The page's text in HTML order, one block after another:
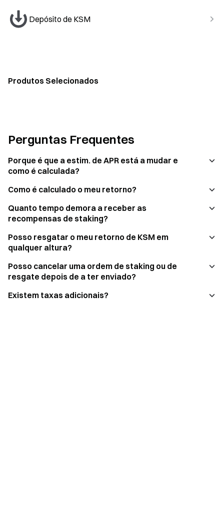
Depósito de KSM
Produtos Selecionados
Perguntas Frequentes
Porque é que a estim. de APR está a mudar e
como é calculada?
Como é calculado o meu retorno?
Quanto tempo demora a receber as
recompensas de staking?
Posso resgatar o meu retorno de KSM em
qualquer altura?
Posso cancelar uma ordem de staking ou de
resgate depois de a ter enviado?
Existem taxas adicionais?